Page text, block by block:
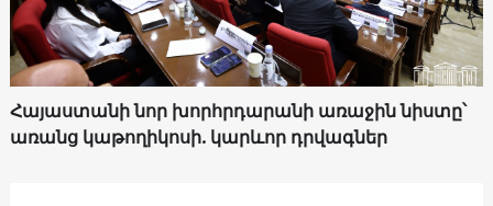
Հայաստանի նոր խորհրդարանի առաջին նիստը՝
առանց կաթողիկոսի. կարևոր դրվագներ